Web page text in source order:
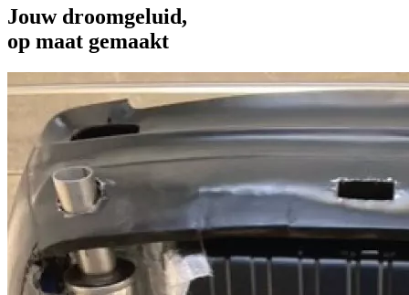
Jouw droomgeluid,
op maat gemaakt